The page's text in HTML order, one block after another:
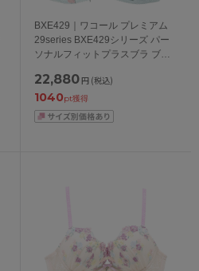
BXE429｜ワコール プレミアム
29series BXE429シリーズ パー
ソナルフィットプラスブラ ブラ
ー 65/70/75cm
22,880 円 (税込)
1040pt獲得